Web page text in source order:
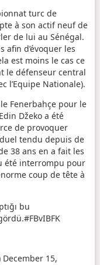
turc de
à son actif neuf de
de lui au Sénégal.
afin d’évoquer les
est moins le cas ce
le défenseur central
l’Equipe Nationale).
Fenerbahçe pour le
Džeko a été
de provoquer
tendu depuis de
38 ans en a fait les
été interrompu pour
coup de tête à
bu
December 15,